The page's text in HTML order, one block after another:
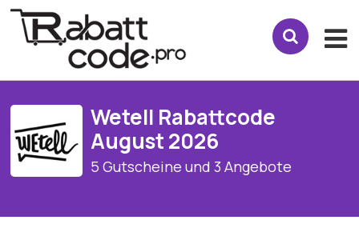
Wetell Rabattcode
August 2026
5 Gutscheine und 3 Angebote